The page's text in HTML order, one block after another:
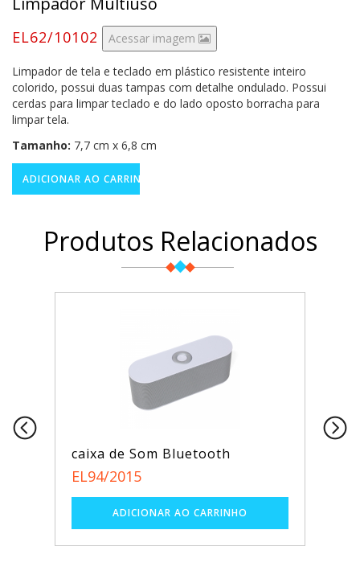
EL62/10102 Acessar imagem
Limpador de tela e teclado em plástico resistente inteiro
colorido, possui duas tampas com detalhe ondulado. Possui
cerdas para limpar teclado e do lado oposto borracha para
limpar tela.
Tamanho: 7,7 cm x 6,8 cm
Produtos Relacionados
caixa de Som Bluetooth
EL94/2015